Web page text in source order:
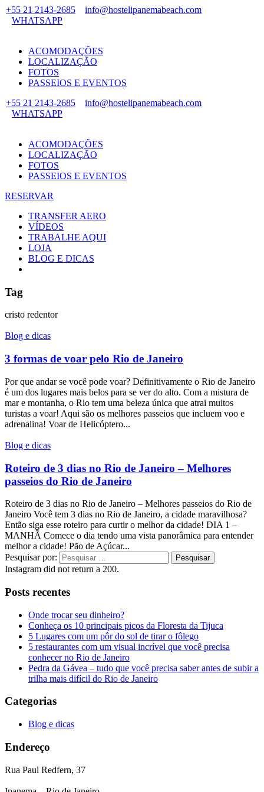
+55 21 2143-2685
info@hostelipanemabeach.com
WHATSAPP
ACOMODAÇÕES
LOCALIZAÇÃO
FOTOS
PASSEIOS E EVENTOS
+55 21 2143-2685
info@hostelipanemabeach.com
WHATSAPP
ACOMODAÇÕES
LOCALIZAÇÃO
FOTOS
PASSEIOS E EVENTOS
RESERVAR
TRANSFER AERO
VÍDEOS
TRABALHE AQUI
LOJA
BLOG E DICAS
Tag
cristo redentor
Blog e dicas
3 formas de voar pelo Rio de Janeiro
Por que andar se você pode voar? Definitivamente o Rio de Janeiro
é um dos lugares mais belos para se ver do alto. Com a mistura de
mar e montanha, o Rio tem uma beleza única que atrai muitos
turistas a voar! Aqui são os melhores passeios que incluem voo e
adrenalina! Voar de Helicóptero...
Blog e dicas
Roteiro de 3 dias no Rio de Janeiro – Melhores
passeios do Rio de Janeiro
Roteiro de 3 dias no Rio de Janeiro – Melhores passeios do Rio de
Janeiro Você tem 3 dias no Rio de Janeiro, a cidade maravilhosa?
Então siga esse roteiro para curtir o melhor da cidade! DIA 1 –
MANHÃ Comece o dia tendo uma vista panorâmica para entender
melhor a cidade! Pão de Açúcar...
Pesquisar por:
Instagram did not return a 200.
Posts recentes
Onde trocar seu dinheiro?
Conheça os 10 principais picos da Floresta da Tijuca
5 Lugares com um pôr do sol de tirar o fôlego
5 restaurantes com um visual incrível que você precisa
conhecer no Rio de Janeiro
Pedra da Gávea – tudo que você precisa saber antes de subir a
trilha mais difícil do Rio de Janeiro
Categorias
Blog e dicas
Endereço
Rua Paul Redfern, 37